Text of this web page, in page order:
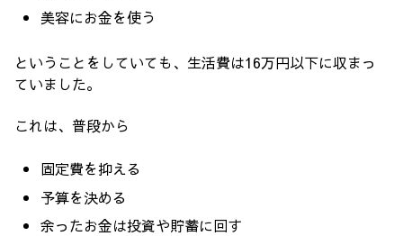
美容にお金を使う
ということをしていても、生活費は16万円以下に収まっ
ていました。
これは、普段から
固定費を抑える
予算を決める
余ったお金は投資や貯蓄に回す